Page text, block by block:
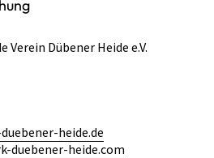
Dübener Heide e.V.
heide.de
duebener-heide.com